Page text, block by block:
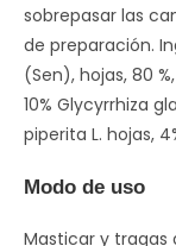
sobrepasar las
de preparación.
(Sen), hojas, 80
10% Glycyrrhiza
piperita L. hojas,
Modo de uso
Masticar y